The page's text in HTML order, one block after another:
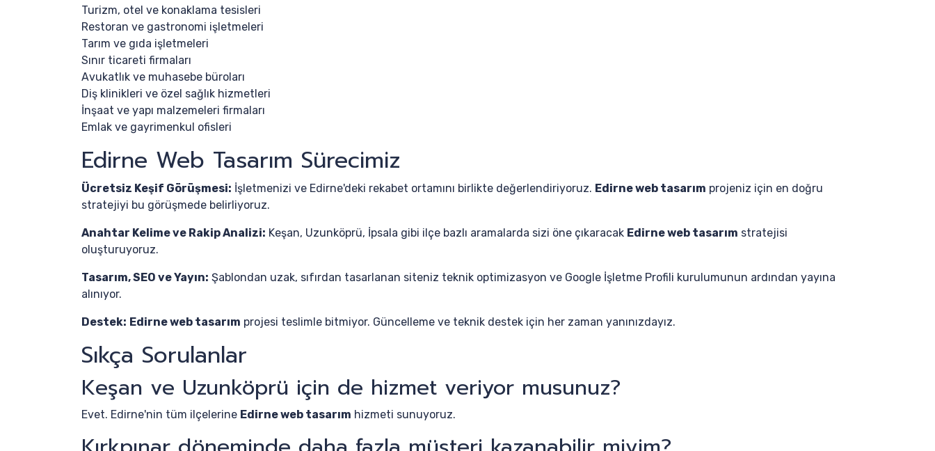
Turizm, otel ve konaklama tesisleri
Restoran ve gastronomi işletmeleri
Tarım ve gıda işletmeleri
Sınır ticareti firmaları
Avukatlık ve muhasebe büroları
Diş klinikleri ve özel sağlık hizmetleri
İnşaat ve yapı malzemeleri firmaları
Emlak ve gayrimenkul ofisleri
Edirne Web Tasarım Sürecimiz
Ücretsiz Keşif Görüşmesi: İşletmenizi ve Edirne'deki rekabet ortamını birlikte değerlendiriyoruz. Edirne web tasarım projeniz için en doğru
stratejiyi bu görüşmede belirliyoruz.
Anahtar Kelime ve Rakip Analizi: Keşan, Uzunköprü, İpsala gibi ilçe bazlı aramalarda sizi öne çıkaracak Edirne web tasarım stratejisi
oluşturuyoruz.
Tasarım, SEO ve Yayın: Şablondan uzak, sıfırdan tasarlanan siteniz teknik optimizasyon ve Google İşletme Profili kurulumunun ardından yayına
alınıyor.
Destek: Edirne web tasarım projesi teslimle bitmiyor. Güncelleme ve teknik destek için her zaman yanınızdayız.
Sıkça Sorulanlar
Keşan ve Uzunköprü için de hizmet veriyor musunuz?
Evet. Edirne'nin tüm ilçelerine Edirne web tasarım hizmeti sunuyoruz.